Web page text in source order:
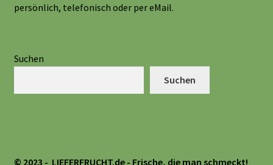
persönlich, telefonisch oder per eMail.
Suchen
Suchen
© 2023 - LIEFERFRUCHT.de - Frische, die man schmeckt!